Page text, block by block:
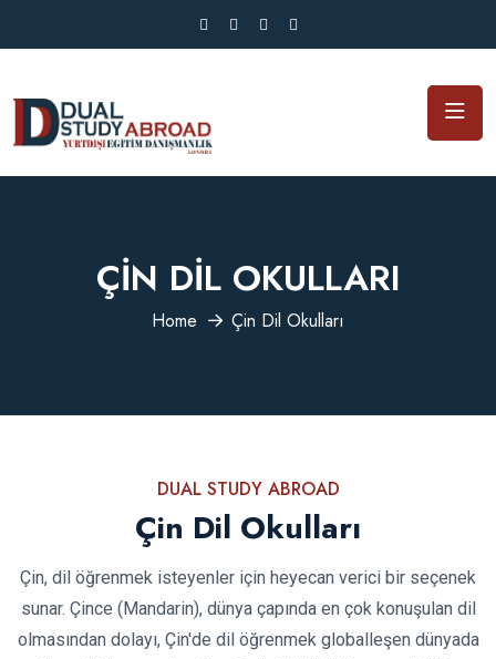
ÇIN DIL OKULLARI
Home Çin Dil Okulları
DUAL STUDY ABROAD
Çin Dil Okulları
Çin, dil öğrenmek isteyenler için heyecan verici bir seçenek
sunar. Çince (Mandarin), dünya çapında en çok konuşulan dil
olmasından dolayı, Çin'de dil öğrenmek globalleşen dünyada